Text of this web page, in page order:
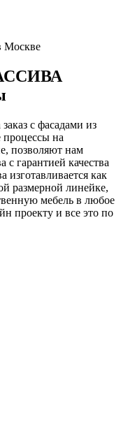
с фасадами из
на
позволяют нам
с гарантией качества
изготавливается как
размерной линейке,
мебель в любое
проекту и все это по